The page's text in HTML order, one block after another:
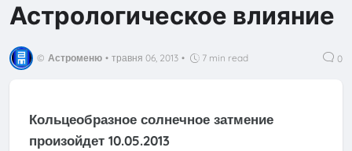
Астрологическое влияние
© Астроменю • травня 06, 2013 • 7 min read 0
Кольцеобразное солнечное затмение
произойдет 10.05.2013